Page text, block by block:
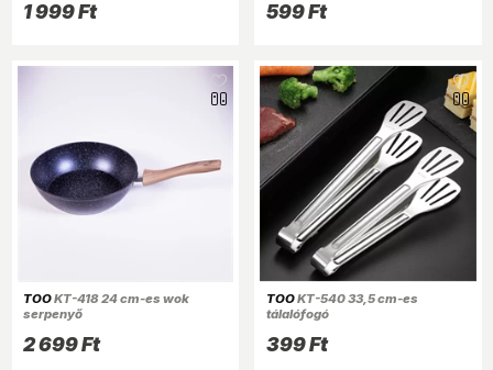
1 999 Ft 599 Ft
TOOKT-418 24 cm-es wok
serpenyő
2 699 Ft
TOOKT-540 33,5 cm-es
tálalófogó
399 Ft